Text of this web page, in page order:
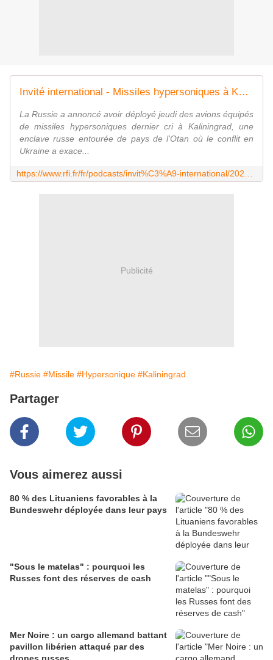
Invité international - Missiles hypersoniques à Kaliningrad: "On est dans une logique de renforcement de la dissuasion"
La Russie a annoncé avoir déployé jeudi des avions équipés
de missiles hypersoniques dernier cri à Kaliningrad, une
enclave russe entourée de pays de l'Otan où le conflit en
Ukraine a exace...
Publicité
#Russie #Missile #Hypersonique #Kaliningrad
Partager
Vous aimerez aussi
80 % des Lituaniens favorables à la
Bundeswehr déployée dans leur pays
"Sous le matelas" : pourquoi les
Russes font des réserves de cash
Mer Noire : un cargo allemand battant
pavillon libérien attaqué par des